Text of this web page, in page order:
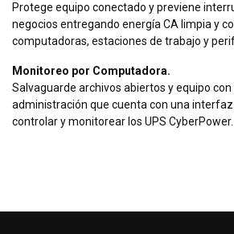
Protege equipo conectado y previene
negocios entregando energía CA limpia y
computadoras, estaciones de trabajo y
Monitoreo por Computadora.
Salvaguarde archivos abiertos y equipo
administración que cuenta con una
controlar y monitorear los UPS CyberPower.